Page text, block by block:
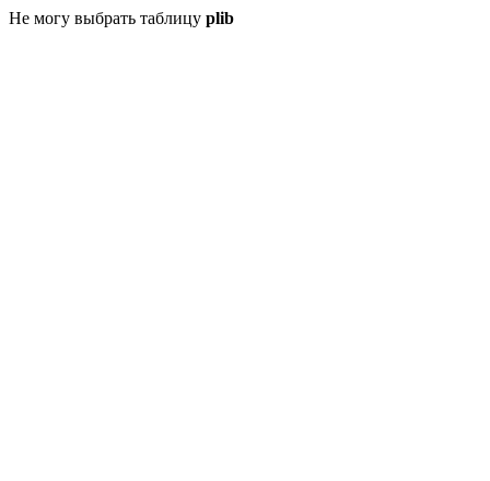
Не могу выбрать таблицу plib